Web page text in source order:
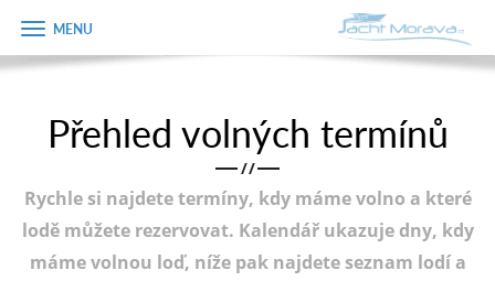
Úvodní strana
Plán plavby
Tipy na výlet
Zobrazit
menu
Přehled volných termínů
/ /
Rychle si najdete termíny, kdy máme volno a které
lodě můžete rezervovat. Kalendář ukazuje dny, kdy
máme volnou loď, níže pak najdete seznam lodí a
Objednávka
dárkového
Jméno
Telefon